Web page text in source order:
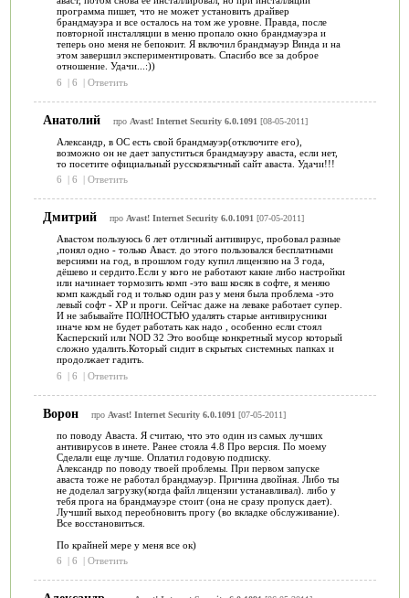
программа пишет, что не может установить драйвер
брандмауэра и все осталось на том же уровне. Правда, после
повторной инсталляции в меню пропало окно брандмауэра и
теперь оно меня не бепокоит. Я включил брандмауэр Винда и на
этом завершил экспериментировать. Спасибо все за доброе
отношение. Удачи...:))
6
| 6 | Ответить
Анатолий про Avast! Internet Security 6.0.1091 [08-05-2011]
Александр, в ОС есть свой брандмауэр(отключите его),
возможно он не дает запуститься брандмауэру аваста, если нет,
то посетите официальный русскоязычный сайт аваста. Удачи!!!
6
| 6 | Ответить
Дмитрий про Avast! Internet Security 6.0.1091 [07-05-2011]
Авастом пользуюсь 6 лет отличный антивирус, пробовал разные
,понял одно - только Аваст. до этого пользовался бесплатными
версиями на год, в прошлом году купил лицензию на 3 года,
дёшево и сердито.Если у кого не работают какие либо настройки
или начинает тормозить комп -это ваш косяк в софте, я меняю
комп каждый год и только один раз у меня была проблема -это
левый софт - ХР и проги. Сейчас даже на леваке работает супер.
И не забывайте ПОЛНОСТЬЮ удалять старые антивирусники
иначе ком не будет работать как надо , особенно если стоял
Касперский или NOD 32 Это вообще конкретный мусор который
сложно удалить.Который сидит в скрытых системных папках и
продолжает гадить.
6
| 6 | Ответить
Ворон про Avast! Internet Security 6.0.1091 [07-05-2011]
по поводу Аваста. Я считаю, что это один из самых лучших
антивирусов в инете. Ранее стояла 4.8 Про версия. По моему
Сделали еще лучше. Оплатил годовую подписку.
Александр по поводу твоей проблемы. При первом запуске
аваста тоже не работал брандмауэр. Причина двойная. Либо ты
не доделал загрузку(когда файл лицензии устанавливал). либо у
тебя прога на брандмауэре стоит (она не сразу пропуск дает).
Лучший выход переобновить прогу (во вкладке обслуживание).
Все восстановиться.
По крайней мере у меня все ок)
6
| 6 | Ответить